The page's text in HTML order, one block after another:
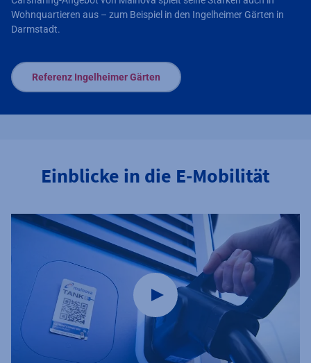
Wohnquartieren aus – zum Beispiel in den Ingelheimer Gärten in
Darmstadt.
Referenz Ingelheimer Gärten
Einblicke in die E-Mobilität